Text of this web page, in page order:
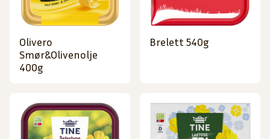
Olivero
Smør&Olivenolje
400g
Brelett 540g